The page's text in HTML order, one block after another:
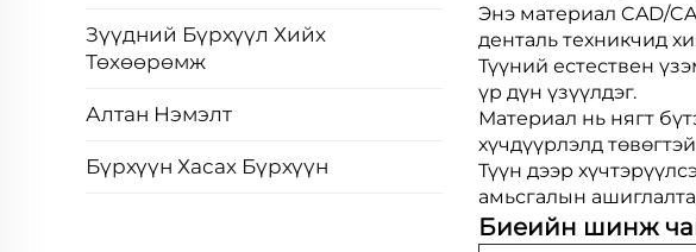
Зүүдний Бүрхүүл Хийх
Төхөөрөмж
Алтан Нэмэлт
Бүрхүүн Хасах Бүрхүүн
Энэ материал CAD/
денталь техникчид
Түүний естествен
үр дүн үзүүлдэг.
Материал нь нягт
хүчдүүрлэлд
Түүн дээр
амьсгалын
Биеийн шинж